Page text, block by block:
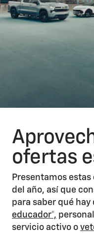
ofertas
Presentamos
del año, así que
para saber qué
educador*, personal
servicio activo o